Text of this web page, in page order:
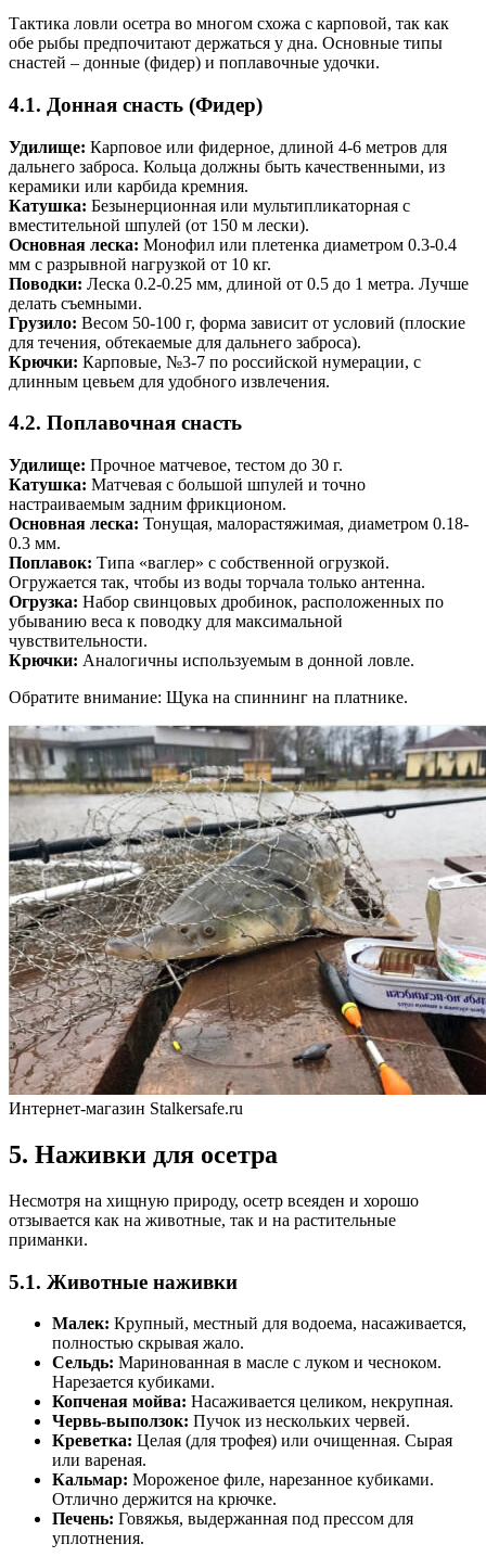
Тактика ловли осетра во многом схожа с карповой, так как
обе рыбы предпочитают держаться у дна. Основные типы
снастей – донные (фидер) и поплавочные удочки.
4.1. Донная снасть (Фидер)
Удилище: Карповое или фидерное, длиной 4-6 метров для
дальнего заброса. Кольца должны быть качественными, из
керамики или карбида кремния.
Катушка: Безынерционная или мультипликаторная с
вместительной шпулей (от 150 м лески).
Основная леска: Монофил или плетенка диаметром 0.3-0.4
мм с разрывной нагрузкой от 10 кг.
Поводки: Леска 0.2-0.25 мм, длиной от 0.5 до 1 метра. Лучше
делать съемными.
Грузило: Весом 50-100 г, форма зависит от условий (плоские
для течения, обтекаемые для дальнего заброса).
Крючки: Карповые, №3-7 по российской нумерации, с
длинным цевьем для удобного извлечения.
4.2. Поплавочная снасть
Удилище: Прочное матчевое, тестом до 30 г.
Катушка: Матчевая с большой шпулей и точно
настраиваемым задним фрикционом.
Основная леска: Тонущая, малорастяжимая, диаметром 0.18-
0.3 мм.
Поплавок: Типа «ваглер» с собственной огрузкой.
Огружается так, чтобы из воды торчала только антенна.
Огрузка: Набор свинцовых дробинок, расположенных по
убыванию веса к поводку для максимальной
чувствительности.
Крючки: Аналогичны используемым в донной ловле.
Обратите внимание: Щука на спиннинг на платнике.
Интернет-магазин Stalkersafe.ru
5. Наживки для осетра
Несмотря на хищную природу, осетр всеяден и хорошо
отзывается как на животные, так и на растительные
приманки.
5.1. Животные наживки
Малек: Крупный, местный для водоема, насаживается,
полностью скрывая жало.
Сельдь: Маринованная в масле с луком и чесноком.
Нарезается кубиками.
Копченая мойва: Насаживается целиком, некрупная.
Червь-выползок: Пучок из нескольких червей.
Креветка: Целая (для трофея) или очищенная. Сырая
или вареная.
Кальмар: Мороженое филе, нарезанное кубиками.
Отлично держится на крючке.
Печень: Говяжья, выдержанная под прессом для
уплотнения.